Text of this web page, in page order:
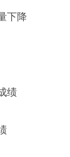
下降
绩